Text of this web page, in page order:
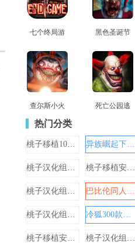
七个终局游
黑色圣诞节
查尔斯小火
车免费正版
查看
死亡公园逃
热门分类
桃子移植1000款手机游戏 异族崛起下载安装汉化版
桃子汉化组移植游戏大全2024 桃子移植安卓直装游戏
桃子汉化组移植游戏大全ap 巴比伦同人汉化游戏
桃子汉化组移植的1000款游戏 冷狐300款免费游戏汉化最新版本
桃子移植安卓游戏大全 桃子汉化组移植安卓rpg游戏